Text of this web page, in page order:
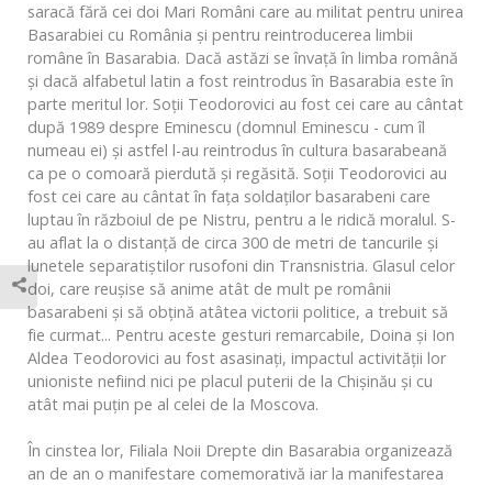
saracă fără cei doi Mari Români care au militat pentru unirea
Basarabiei cu România şi pentru reintroducerea limbii
române în Basarabia. Dacă astăzi se învaţă în limba română
şi dacă alfabetul latin a fost reintrodus în Basarabia este în
parte meritul lor. Soţii Teodorovici au fost cei care au cântat
după 1989 despre Eminescu (domnul Eminescu - cum îl
numeau ei) şi astfel l-au reintrodus în cultura basarabeană
ca pe o comoară pierdută şi regăsită. Soţii Teodorovici au
fost cei care au cântat în fața soldaților basarabeni care
luptau în războiul de pe Nistru, pentru a le ridică moralul. S-
au aflat la o distanță de circa 300 de metri de tancurile și
lunetele separatiștilor rusofoni din Transnistria. Glasul celor
doi, care reuşise să anime atât de mult pe românii
basarabeni şi să obţină atâtea victorii politice, a trebuit să
fie curmat... Pentru aceste gesturi remarcabile, Doina și Ion
Aldea Teodorovici au fost asasinați, impactul activității lor
unioniste nefiind nici pe placul puterii de la Chișinău și cu
atât mai puțin pe al celei de la Moscova.
În cinstea lor, Filiala Noii Drepte din Basarabia organizează
an de an o manifestare comemorativă iar la manifestarea